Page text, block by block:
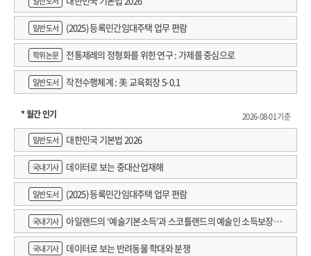
일반도서 (2025) 등록민간임대주택 업무 편람
학위논문 전통제례의 정형화를 위한 연구 : 가제를 중심으로
일반도서 작전수행체계 : 美 교육회장 5-0.1
* 월간 인기
2026-08-01 기준
일반도서
대한민국 기본법 2026
국내기사 데이터로 보는 중대산업재해
일반도서 (2025) 등록민간임대주택 업무 편람
국내기사
아일랜드의 ‘예술기본소득’과 스코틀랜드의 예술인 소득보장정
책 논의
국내기사 데이터로 보는 반려동물 학대와 분쟁